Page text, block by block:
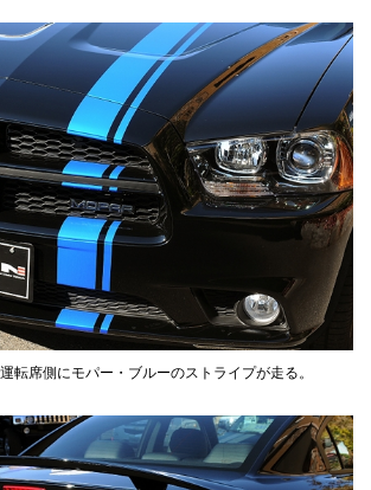
転席側にモパー・ブルーのストライプが走る。